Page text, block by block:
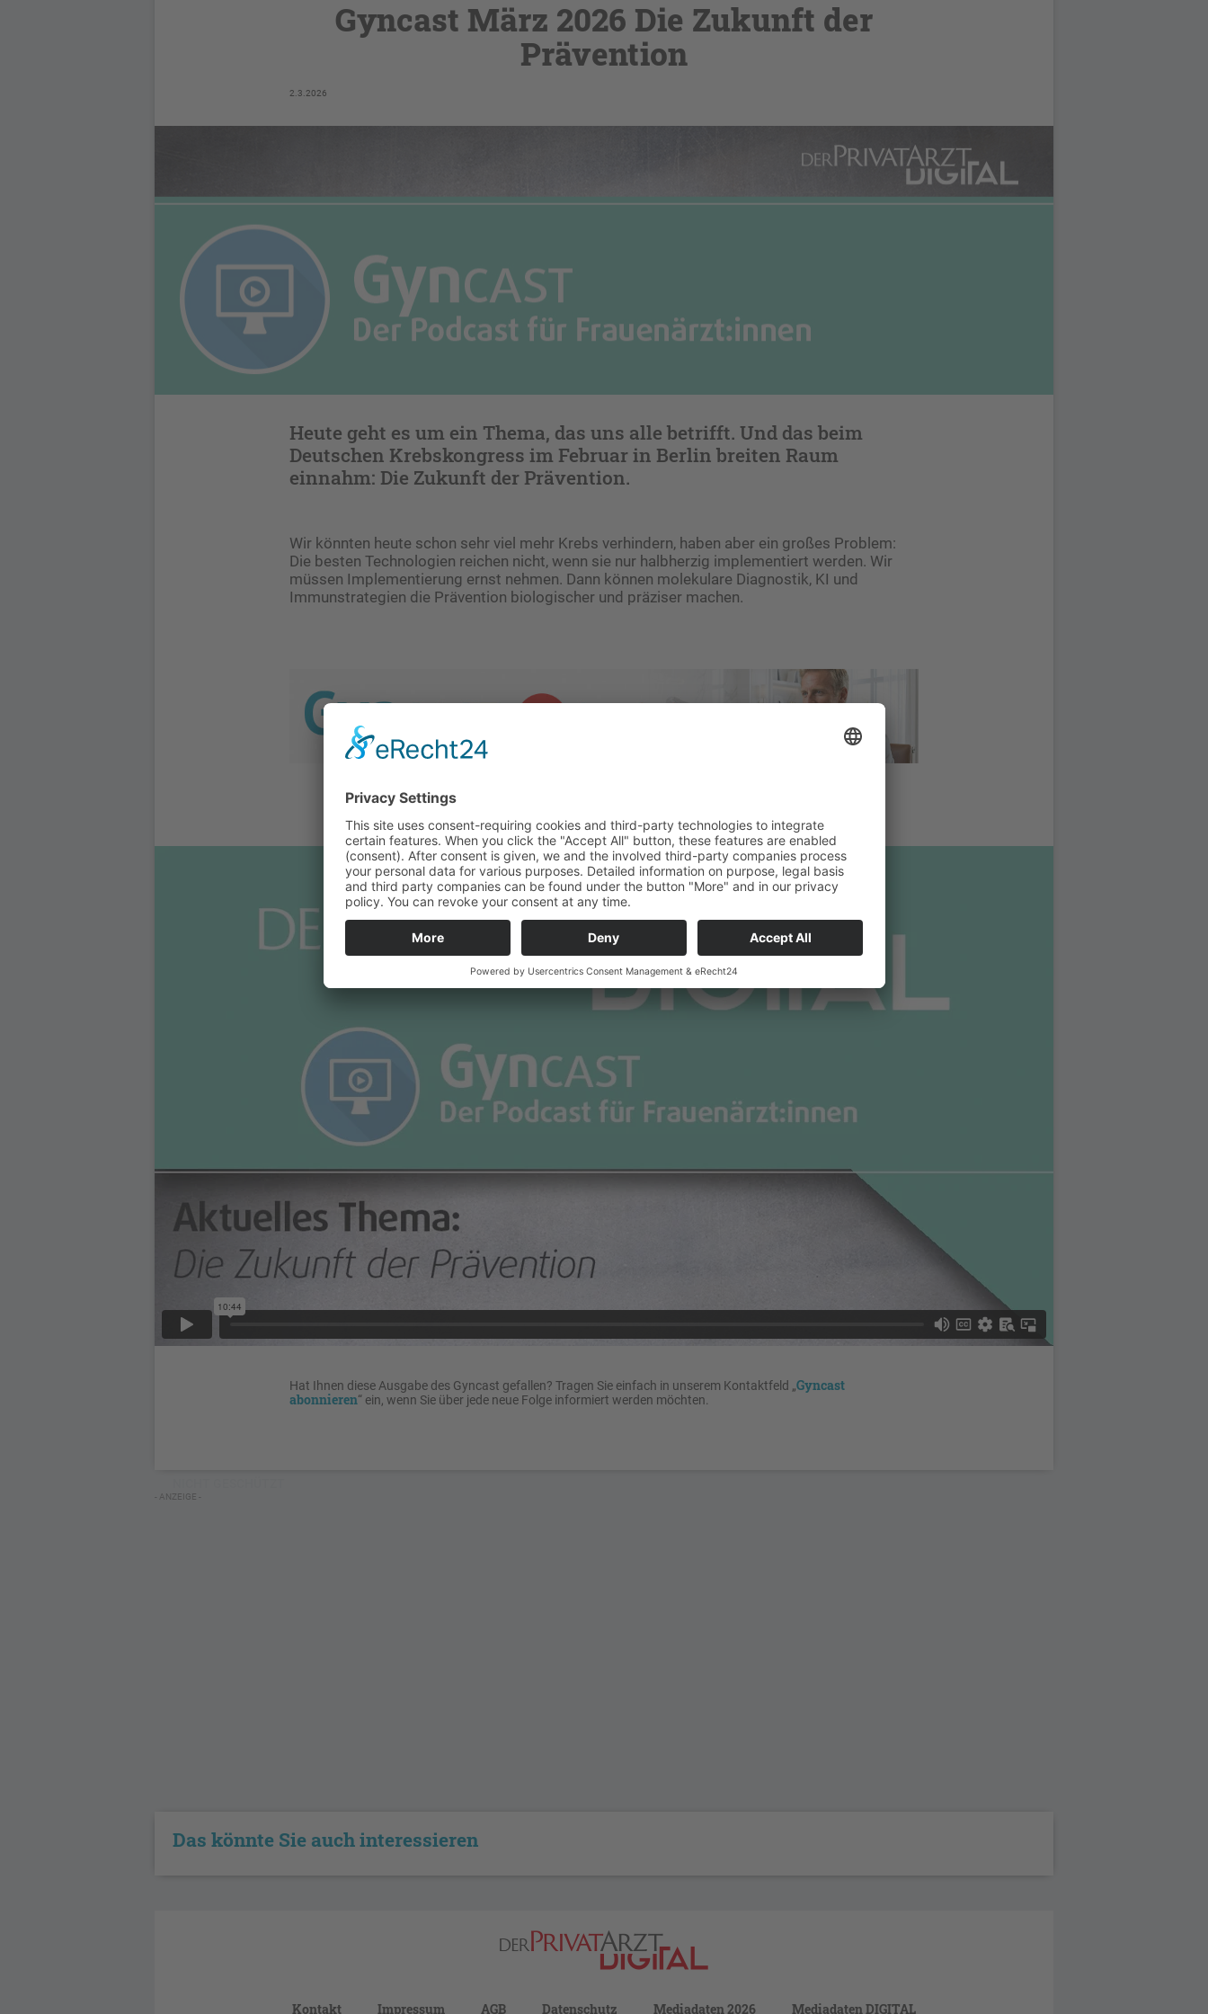
Gyncast März 2026 Die Zukunft der
Prävention
2.3.2026
Heute geht es um ein Thema, das uns alle betrifft. Und das beim
Deutschen Krebskongress im Februar in Berlin breiten Raum
einnahm: Die Zukunft der Prävention.
Wir könnten heute schon sehr viel mehr Krebs verhindern, haben aber ein großes Problem:
Die besten Technologien reichen nicht, wenn sie nur halbherzig implementiert werden. Wir
müssen Implementierung ernst nehmen. Dann können molekulare Diagnostik, KI und
Immunstrategien die Prävention biologischer und präziser machen.
Hat Ihnen diese Ausgabe des Gyncast gefallen? Tragen Sie einfach in unserem Kontaktfeld „Gyncast
abonnieren“ ein, wenn Sie über jede neue Folge informiert werden möchten.
- ANZEIGE -
Das könnte Sie auch interessieren
Kontakt Impressum AGB Datenschutz Mediadaten 2026 Mediadaten DIGITAL